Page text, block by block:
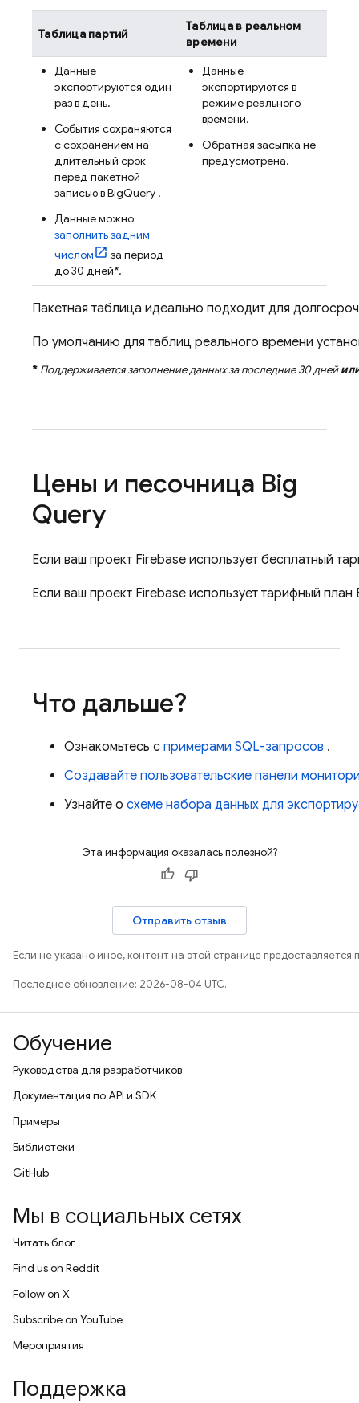
Таблица партий
Таблица в реальном
времени
Данные
экспортируются один
раз в день.
События сохраняются
с сохранением на
длительный срок
перед пакетной
записью вBigQuery .
Данные можно
заполнить задним
числом
за период
до 30 дней*.
Данные
экспортируются в
режиме реального
времени.
Обратная засыпка не
предусмотрена.
Пакетная таблица идеально подходит для
По умолчанию для таблиц реального времени
* Поддерживается заполнение данных за последние 30 дней
Цены и песочница Big
Query
Если ваш проект Firebase использует бесплатный
Если ваш проект Firebase использует тарифный
Что дальше?
Ознакомьтесь с примерами SQL-запросов .
Создавайте пользовательские панели
Узнайте о схеме набора данных для
Эта информация оказалась полезной?
Отправить отзыв
Если не указано иное, контент на этой странице предоставляется
Последнее обновление: 2026-08-04 UTC.
Обучение
Руководства для разработчиков
Документация по API и SDK
Примеры
Библиотеки
GitHub
Мы в социальных сетях
Читать блог
Find us on Reddit
Follow on X
Subscribe on YouTube
Мероприятия
Поддержка